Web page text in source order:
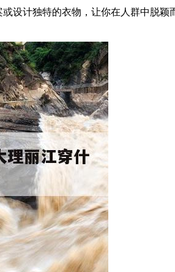
设计独特的衣物，让你在人群中脱颖